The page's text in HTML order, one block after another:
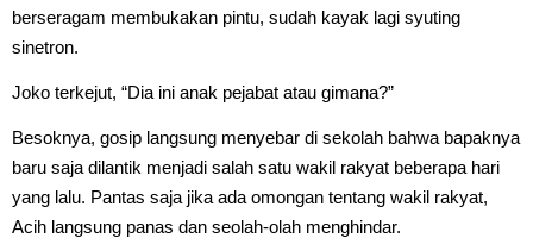
berseragam membukakan pintu, sudah kayak lagi syuting
sinetron.
Joko terkejut, “Dia ini anak pejabat atau gimana?”
Besoknya, gosip langsung menyebar di sekolah bahwa bapaknya
baru saja dilantik menjadi salah satu wakil rakyat beberapa hari
yang lalu. Pantas saja jika ada omongan tentang wakil rakyat,
Acih langsung panas dan seolah-olah menghindar.